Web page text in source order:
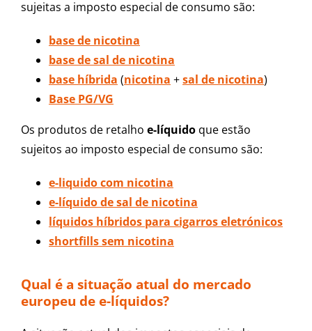
sujeitas a imposto especial de consumo são:
base de nicotina
base de sal de nicotina
base híbrida (nicotina +sal de nicotina)
Base PG/VG
Os produtos de retalho e-líquidoque estão
sujeitos ao imposto especial de consumo são:
e-liquido com nicotina
e-líquido de sal de nicotina
líquidos híbridos para cigarros eletrónicos
shortfills sem nicotina
Qual é a situação atual do mercado
europeu de e-líquidos?